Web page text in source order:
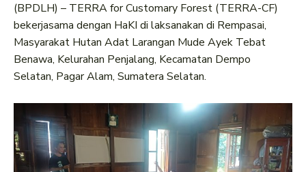
(BPDLH) – TERRA for Customary Forest (TERRA-CF)
bekerjasama dengan HaKI di laksanakan di Rempasai,
Masyarakat Hutan Adat Larangan Mude Ayek Tebat
Benawa, Kelurahan Penjalang, Kecamatan Dempo
Selatan, Pagar Alam, Sumatera Selatan.